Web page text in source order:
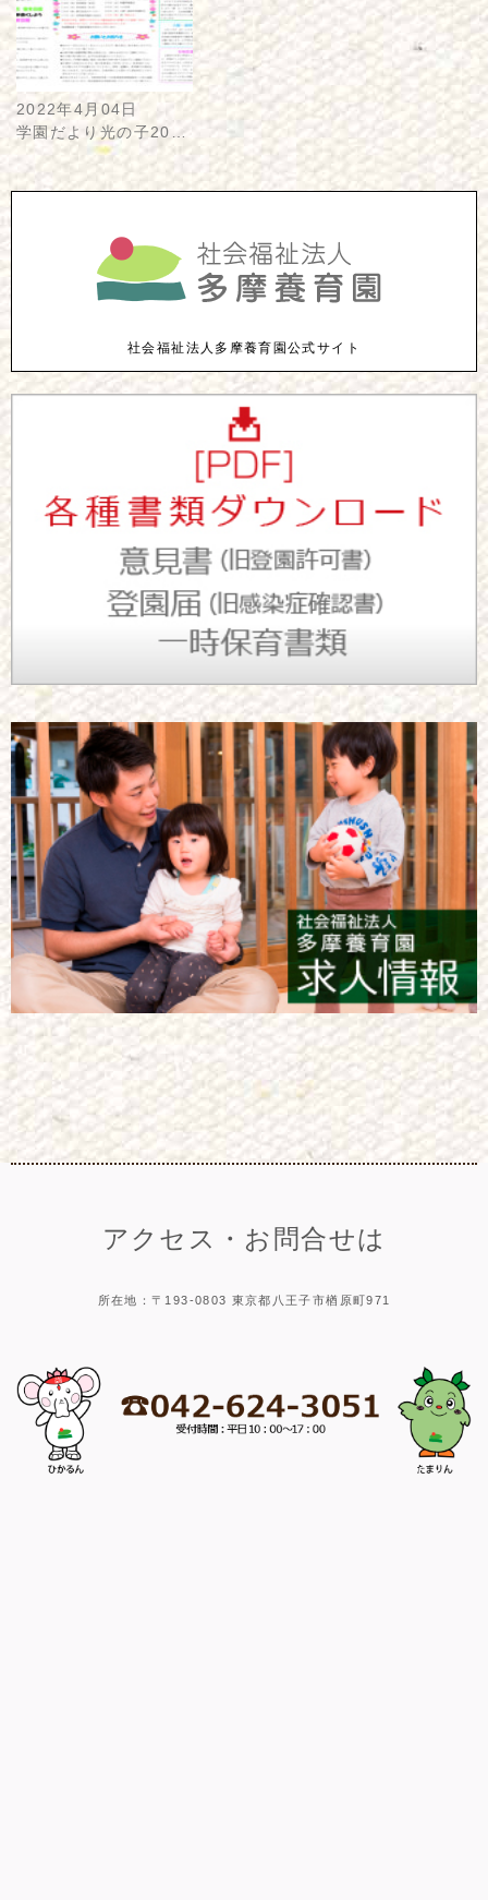
2022年4月04日
学園だより光の子20…
社会福祉法人多摩養育園公式サイト
アクセス・お問合せは
所在地：〒193-0803 東京都八王子市楢原町971